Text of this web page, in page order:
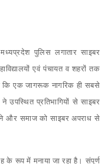
पुलिस लगातार साइबर
एवं पंचायत व शहरों तक
कि एक जागरूक नागरिक ही सबसे
उपस्थित प्रतिभागियों से साइबर
और समाज को साइबर अपराध से
के रूप में मनाया जा रहा है। संपूर्ण